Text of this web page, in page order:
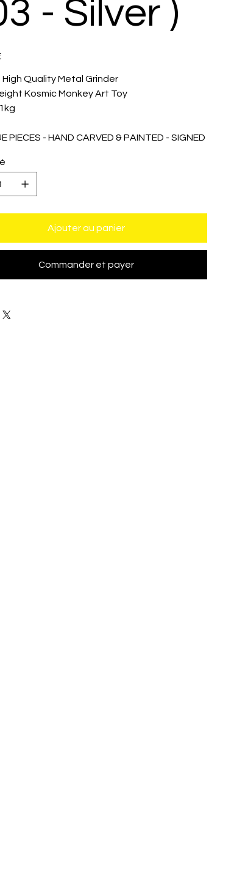
- Silver )
High Quality Metal Grinder
Kosmic Monkey Art Toy
PIECES - HAND CARVED & PAINTED - SIGNED
Ajouter au panier
Commander et payer